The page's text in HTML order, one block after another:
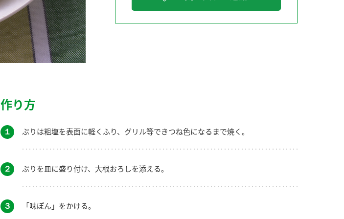
作り方
１ ぶりは粗塩を表面に軽くふり、グリル等できつね色になるまで焼く。
２ ぶりを皿に盛り付け、大根おろしを添える。
３ 「味ぽん」をかける。